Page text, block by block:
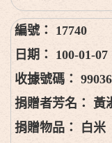
17740
100-01-07
黃
白米